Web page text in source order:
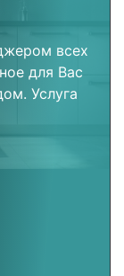
всех
для Вас
Услуга